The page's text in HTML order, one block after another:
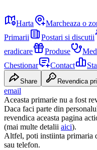
Harta Marcheaza o
Primarii
Postari si discutii
eradicare
Produse
Chestionar
Contact
Share Revendica
email
Aceasta primarie nu a fost
Daca faci parte din
revendica aceasta pagina
(mai multe detalii aici).
Altfel, poti instiinta primaria
sau telefon.